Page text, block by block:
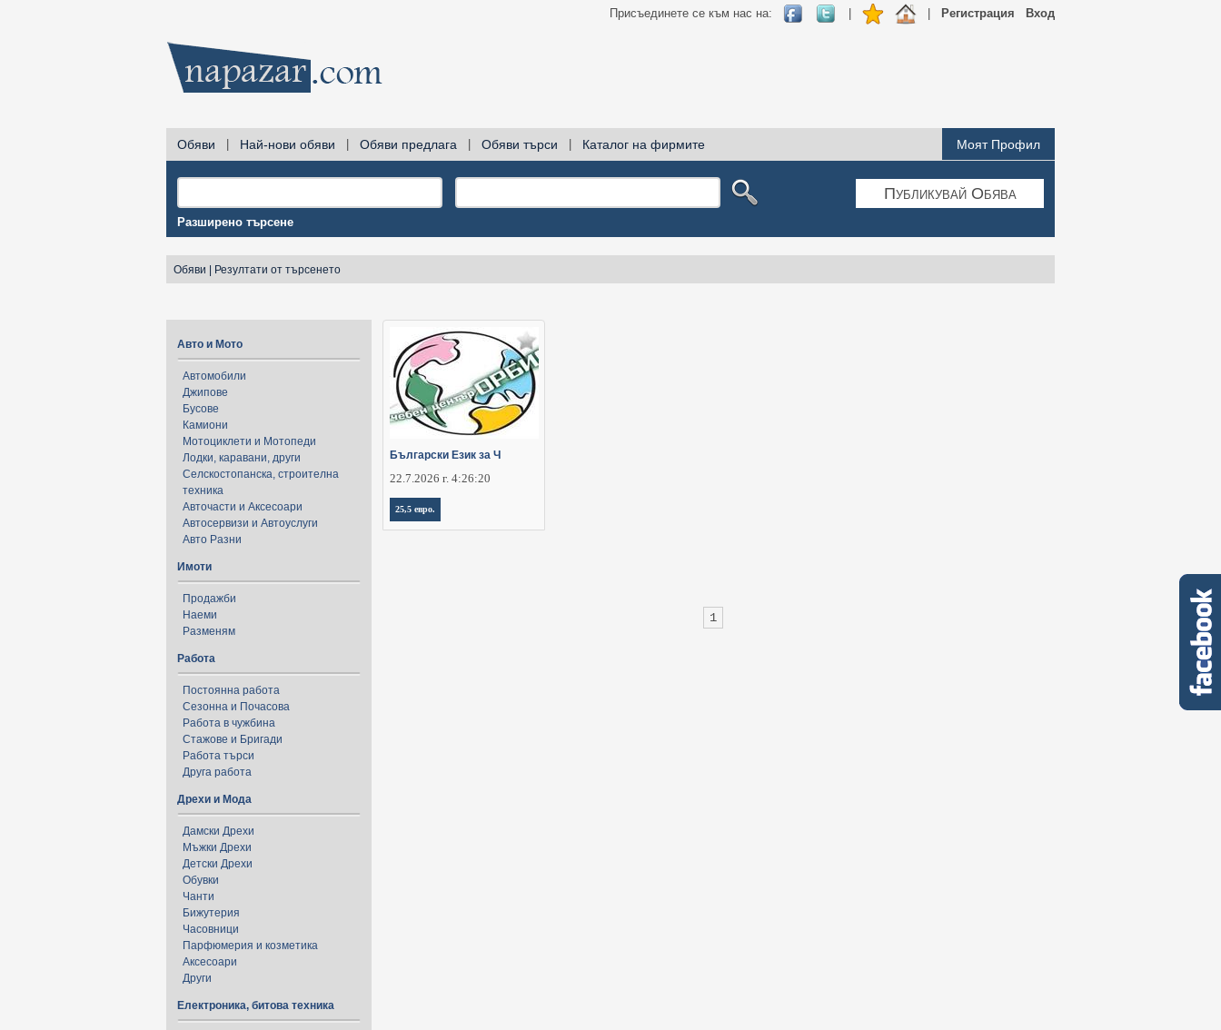
Вход
Регистрация
Присъединете се към нас на:
Обяви Най-нови обяви Обяви предлага Обяви търси Каталог на фирмите Моят Профил
Публикувай Обява
Разширено търсене
Обяви Резултати от търсенето
Авто и Мото
Автомобили
Джипове
Бусове
Камиони
Мотоциклети и Мотопеди
Лодки, каравани, други
Селскостопанска, строителна
техника
Авточасти и Аксесоари
Автосервизи и Автоуслуги
Авто Разни
Имоти
Продажби
Наеми
Разменям
Работа
Постоянна работа
Сезонна и Почасова
Работа в чужбина
Стажове и Бригади
Работа търси
Друга работа
Дрехи и Мода
Дамски Дрехи
Мъжки Дрехи
Детски Дрехи
Обувки
Чанти
Бижутерия
Часовници
Парфюмерия и козметика
Аксесоари
Други
Електроника, битова техника
Български Език за Ч
22.7.2026 г. 4:26:20
25,5 евро.
1